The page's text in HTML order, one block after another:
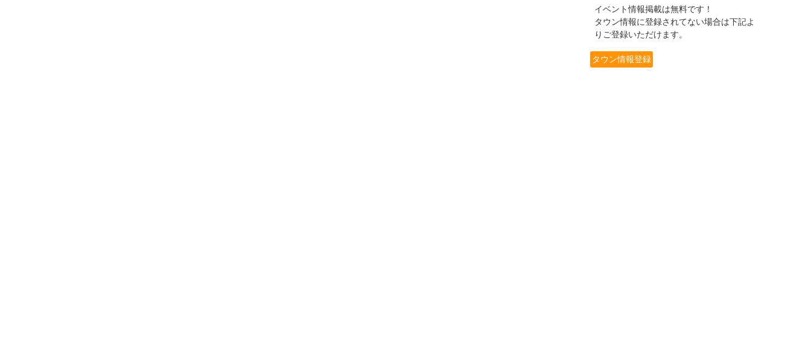
イベント情報掲載は無料です！
タウン情報に登録されてない場合は下記よ
りご登録いただけます。
タウン情報登録